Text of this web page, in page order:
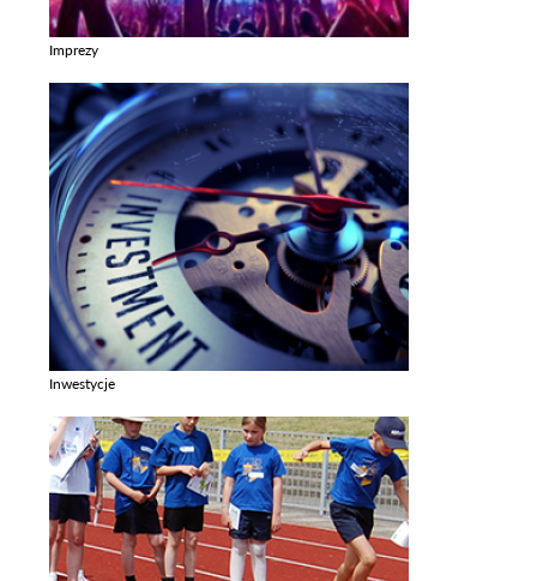
Imprezy
Inwestycje